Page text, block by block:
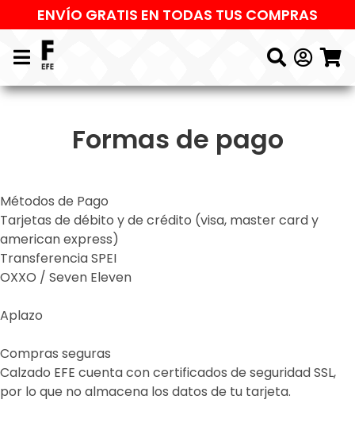
ENVÍO GRATIS EN TODAS TUS COMPRAS
Formas de pago
Métodos de Pago
Tarjetas de débito y de crédito (visa, master card y
american express)
Transferencia SPEI
OXXO / Seven Eleven
Aplazo
Compras seguras
Calzado EFE cuenta con certificados de seguridad SSL,
por lo que no almacena los datos de tu tarjeta.